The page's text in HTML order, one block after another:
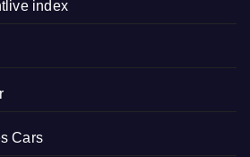
index
Cars